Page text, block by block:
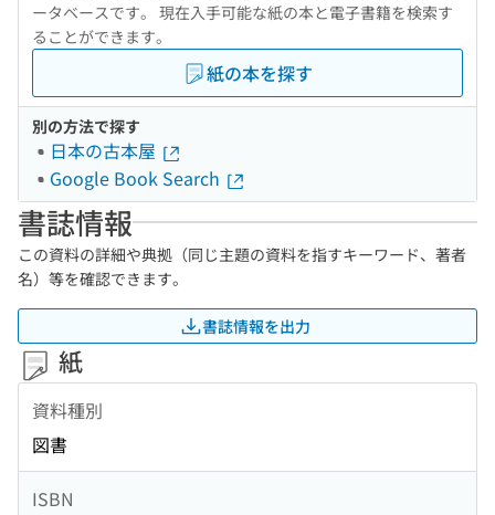
ータベースです。 現在入手可能な紙の本と電子書籍を検索す
ることができます。
紙の本を探す
別の方法で探す
日本の古本屋
Google Book Search
書誌情報
この資料の詳細や典拠（同じ主題の資料を指すキーワード、著者
名）等を確認できます。
書誌情報を出力
紙
資料種別
図書
ISBN